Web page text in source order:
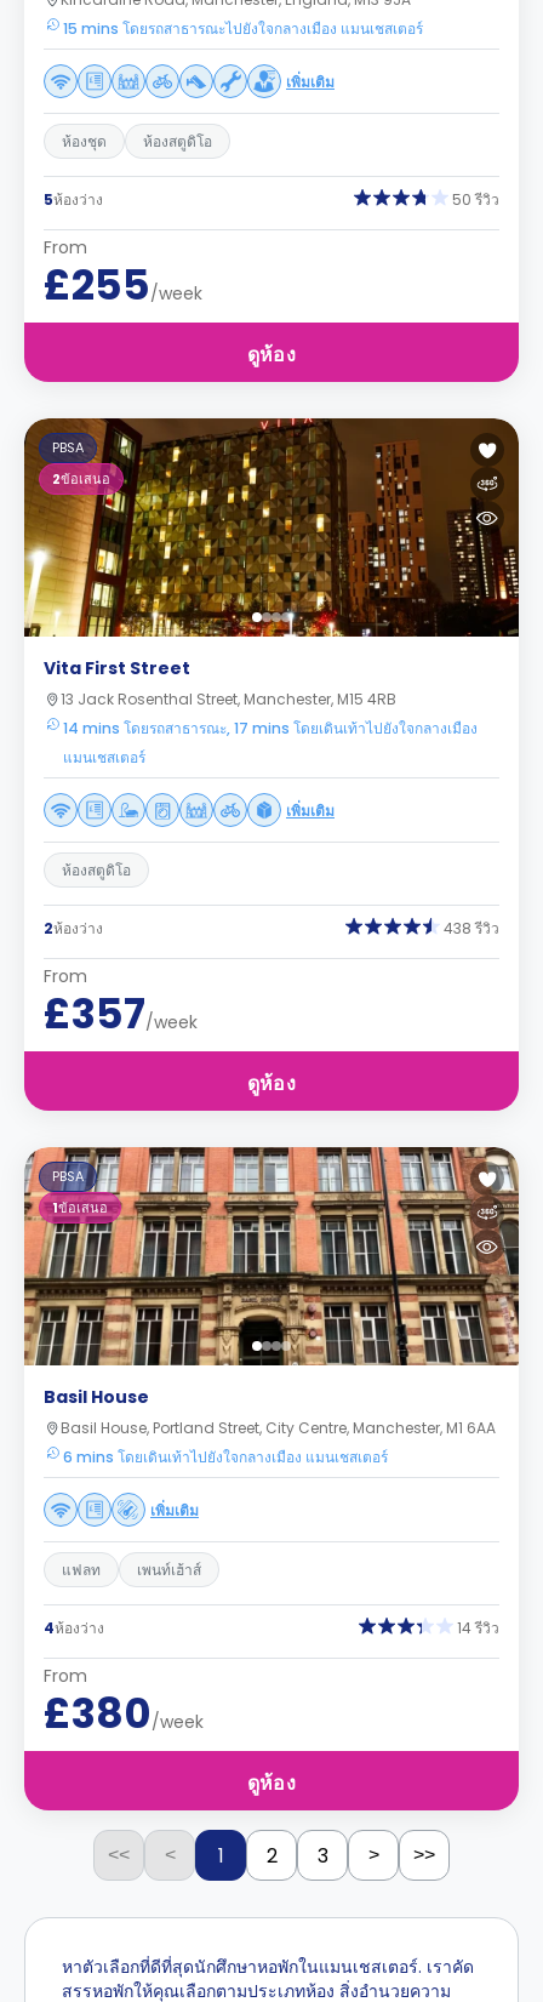
15 mins โดยรถสาธารณะไปยังใจกลางเมือง แมนเชสเตอร์
เพิ่มเติม
ห้องชุด ห้องสตูดิโอ
5ห้องว่าง 50 รีวิว
From
£255/week
ดูห้อง
PBSA
2ข้อเสนอ
Vita First Street
13 Jack Rosenthal Street, Manchester, M15 4RB
14 mins โดยรถสาธารณะ, 17 mins โดยเดินเท้าไปยังใจกลางเมือง
แมนเชสเตอร์
เพิ่มเติม
ห้องสตูดิโอ
2ห้องว่าง 438 รีวิว
From
£357/week
ดูห้อง
PBSA
1ข้อเสนอ
Basil House
Basil House, Portland Street, City Centre, Manchester, M1 6AA
6 mins โดยเดินเท้าไปยังใจกลางเมือง แมนเชสเตอร์
เพิ่มเติม
แฟลท เพนท์เฮ้าส์
4ห้องว่าง 14 รีวิว
From
£380/week
ดูห้อง
<< < 1 2 3 > >>
หาตัวเลือกที่ดีที่สุดนักศึกษาหอพักในแมนเชสเตอร์. เราคัด
สรรหอพักให้คุณเลือกตามประเภทห้อง สิ่งอำนวยความ